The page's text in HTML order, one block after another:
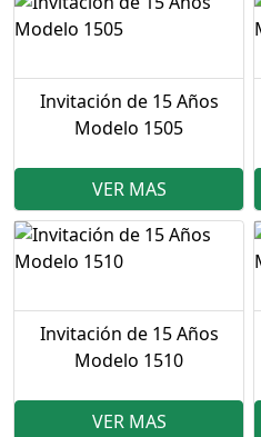
Invitación de 15 Años
Modelo 1505
VER MAS
Invitación de 15 Años
Modelo 1510
VER MAS